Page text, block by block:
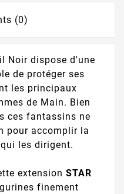
(0)
Noir dispose d'une
de protéger ses
les principaux
de Main. Bien
ces fantassins ne
pour accomplir la
les dirigent.
extension STAR
finement